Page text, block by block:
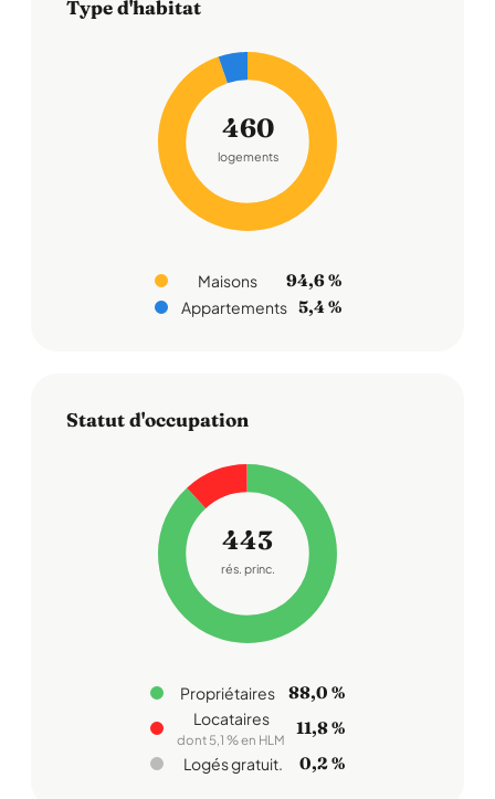
Type d'habitat
460
logements
Maisons 94,6 %
Appartements 5,4 %
Statut d'occupation
443
rés. princ.
Propriétaires 88,0 %
Locataires
dont 5,1 % en HLM
11,8 %
Logés gratuit. 0,2 %